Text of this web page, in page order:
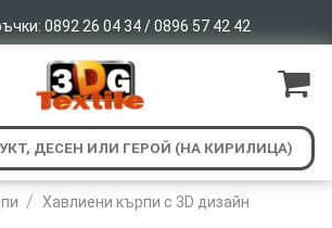
0892 26 04 34 / 0896 57 42 42
/ Хавлиени кърпи с 3D дизайн